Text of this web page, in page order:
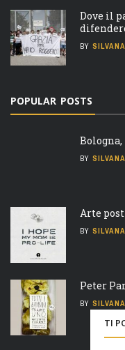
TI
Dove il
BY
POPULAR POSTS
BY
Arte
BY
Peter
BY